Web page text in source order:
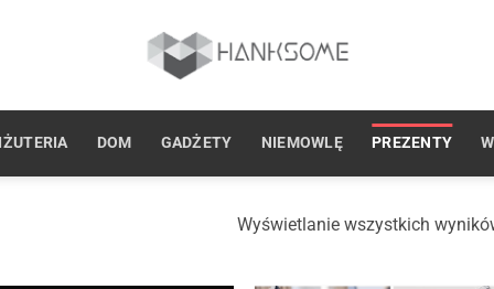
DOM GADŻETY NIEMOWLĘ PREZENTY
Wyświetlanie wszystkich